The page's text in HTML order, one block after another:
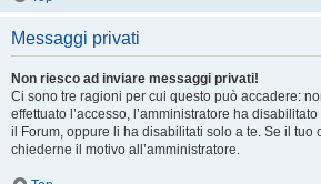
Messaggi privati
Non riesco ad inviare messaggi privati!
Ci sono tre ragioni per cui questo può accadere:
effettuato l’accesso, l’amministratore ha
il Forum, oppure li ha disabilitati solo a te. Se il tuo
chiederne il motivo all’amministratore.